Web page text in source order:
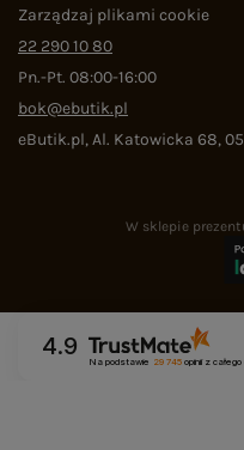
Zarządzaj plikami cookie
22 290 10 80
Pn.-Pt. 08:00-16:00
bok@ebutik.pl
eButik.pl,Al. Katowicka 68,
W sklepie
4.9
Na podstawie 29 745opinii z